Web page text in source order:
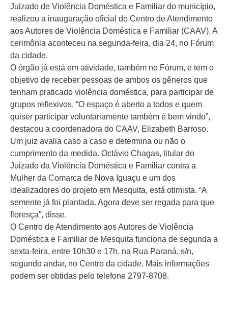
Juizado de Violência Doméstica e Familiar do município,
realizou a inauguração oficial do Centro de Atendimento
aos Autores de Violência Doméstica e Familiar (CAAV). A
cerimônia aconteceu na segunda-feira, dia 24, no Fórum
da cidade.
O órgão já está em atividade, também no Fórum, e tem o
objetivo de receber pessoas de ambos os gêneros que
tenham praticado violência doméstica, para participar de
grupos reflexivos. “O espaço é aberto a todos e quem
quiser participar voluntariamente também é bem vindo”,
destacou a coordenadora do CAAV, Elizabeth Barroso.
Um juiz avalia caso a caso e determina ou não o
cumprimento da medida. Octávio Chagas, titular do
Juizado da Violência Doméstica e Familiar contra a
Mulher da Comarca de Nova Iguaçu e um dos
idealizadores do projeto em Mesquita, está otimista. “A
semente já foi plantada. Agora deve ser regada para que
floresça”, disse.
O Centro de Atendimento aos Autores de Violência
Doméstica e Familiar de Mesquita funciona de segunda a
sexta-feira, entre 10h30 e 17h, na Rua Paraná, s/n,
segundo andar, no Centro da cidade. Mais informações
podem ser obtidas pelo telefone 2797-8708.